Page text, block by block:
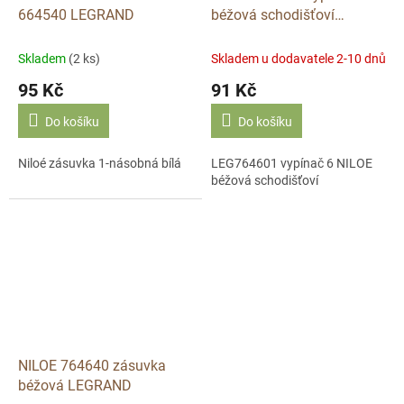
664540 LEGRAND
Skladem (2 ks)
95 Kč
Do košíku
Niloé zásuvka 1-násobná bílá
béžová schodišťoví
Skladem u dodavatele 2-10 dnů
91 Kč
Do košíku
LEG764601 vypínač 6 NILOE
béžová schodišťoví
NILOE 764640 zásuvka
béžová LEGRAND